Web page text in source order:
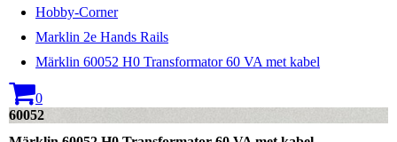
Hobby-Corner
Marklin 2e Hands Rails
Märklin 60052 H0 Transformator 60 VA met kabel
0
60052